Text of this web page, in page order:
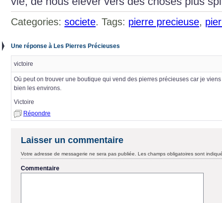
Categories: societe. Tags: pierre precieuse,
Une réponse à Les Pierres Précieuses
victoire
Où peut on trouver une boutique qui vend des pierres précieuses car je
bien les environs.
Victoire
Répondre
Laisser un commentaire
Votre adresse de messagerie ne sera pas publiée. Les champs obligatoires sont
Commentaire